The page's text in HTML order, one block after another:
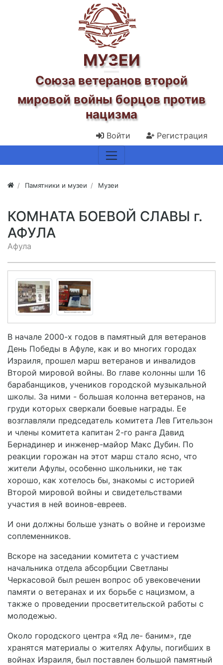
МУЗЕИ
Союза ветеранов второй
мировой войны борцов против
нацизма
Войти Регистрация
Памятники и музеи Музеи
КОМНАТА БОЕВОЙ СЛАВЫ г.
АФУЛА
Афула
В начале 2000-х годов в памятный для ветеранов
День Победы в Афуле, как и во многих городах
Израиля, прошел марш ветеранов и инвалидов
Второй мировой войны. Во главе колонны шли 16
барабанщиков, учеников городской музыкальной
школы. За ними - большая колонна ветеранов, на
груди которых сверкали боевые награды. Ее
возглавляли председатель комитета Лев Гительзон
и члены комитета капитан 2-го ранга Давид
Бернадинер и инженер-майор Макс Дубин. По
реакции горожан на этот марш стало ясно, что
жители Афулы, особенно школьники, не так
хорошо, как хотелось бы, знакомы с историей
Второй мировой войны и свидетельствами
участия в ней воинов-евреев.
И они должны больше узнать о войне и героизме
соплеменников.
Вскоре на заседании комитета с участием
начальника отдела абсорбции Светланы
Черкасовой был решен вопрос об увековечении
памяти о ветеранах и их борьбе с нацизмом, а
также о проведении просветительской работы с
молодежью.
Около городского центра «Яд ле- баним», где
хранятся материалы о жителях Афулы, погибших в
войнах Израиля, был поставлен большой памятный